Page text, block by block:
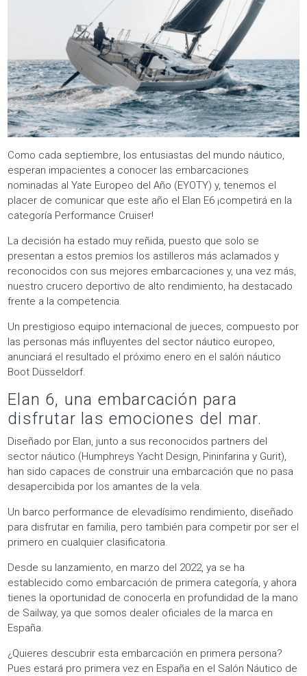
Como cada septiembre, los entusiastas del mundo náutico,
esperan impacientes a conocer las embarcaciones
nominadas al Yate Europeo del Año (EYOTY) y, tenemos el
placer de comunicar que este año el Elan E6 ¡competirá en la
categoría Performance Cruiser!
La decisión ha estado muy reñida, puesto que solo se
presentan a estos premios los astilleros más aclamados y
reconocidos con sus mejores embarcaciones y, una vez más,
nuestro crucero deportivo de alto rendimiento, ha destacado
frente a la competencia.
Un prestigioso equipo internacional de jueces, compuesto por
las personas más influyentes del sector náutico europeo,
anunciará el resultado el próximo enero en el salón náutico
Boot Düsseldorf.
Elan 6, una embarcación para
disfrutar las emociones del mar.
Diseñado por Elan, junto a sus reconocidos partners del
sector náutico (Humphreys Yacht Design, Pininfarina y Gurit),
han sido capaces de construir una embarcación que no pasa
desapercibida por los amantes de la vela.
Un barco performance de elevadísimo rendimiento, diseñado
para disfrutar en familia, pero también para competir por ser el
primero en cualquier clasificatoria.
Desde su lanzamiento, en marzo del 2022, ya se ha
establecido como embarcación de primera categoría, y ahora
tienes la oportunidad de conocerla en profundidad de la mano
de Sailway, ya que somos dealer oficiales de la marca en
España.
¿Quieres descubrir esta embarcación en primera persona?
Pues estará pro primera vez en España en el Salón Náutico de